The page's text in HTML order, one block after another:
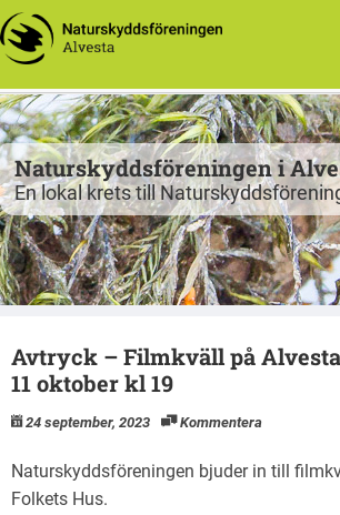
Naturskyddsföreningen i
En lokal krets till
Avtryck – Filmkväll på
11 oktober kl 19
24 september, 2023 Kommentera
Naturskyddsföreningen bjuder in till
Folkets Hus.